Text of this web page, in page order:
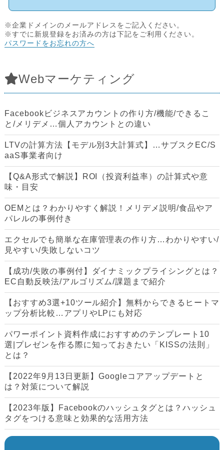
※企業ドメインのメールアドレスをご記入ください。
※すでに新規登録をお済みの方は下記をご利用ください。
パスワードをお忘れの方へ
Webマーケティング
Facebookビジネスアカウントの作り方/機能/できるこ
と/メリデメ…個人アカウントとの違い
LTVの計算方法【モデル別3大計算式】…サブスクEC/S
aaS事業者向け
【Q&A形式で解説】ROI（投資利益率）の計算式や意
味・目安
OEMとは？わかりやすく解説！メリデメ説明/食品やア
パレルの事例付き
エクセルでも簡単な在庫管理表の作り方…わかりやすい/
見やすい/失敗しないコツ
【成功/失敗の事例付】ダイナミックプライシングとは？
EC自動反映法/アルゴリズム/課題まで紹介
【おすすめ3選+10ツール紹介】無料からできるヒートマ
ップ分析比較…アプリやLPにも対応
パワーポイント資料作成におすすめのテンプレート10
選|プレゼンを作る際に知っておきたい「KISSの法則」
とは？
【2022年9月13日更新】Googleコアアップデートと
は？対策について解説
【2023年版】Facebookのハッシュタグとは？ハッシュ
タグをつける意味と効果的な活用方法